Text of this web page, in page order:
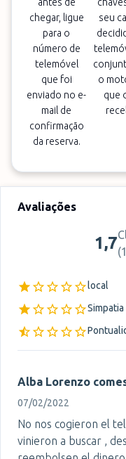
chegar, ligue
para o
número de
telemóvel
que foi
enviado no e-
mail de
confirmação
da reserva.
seu
o
que
Avaliações
1,7(
local
Simpatia
Alba Lorenzo
07/02/2022
No nos cogieron el
vinieron a buscar ,